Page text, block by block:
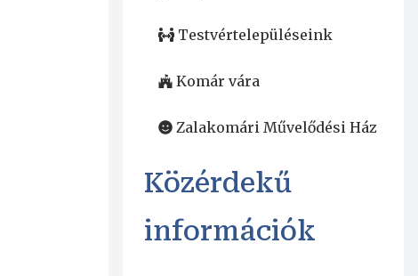
Testvértelepüléseink
Komár vára
Zalakomári Művelődési Ház
Közérdekű
információk